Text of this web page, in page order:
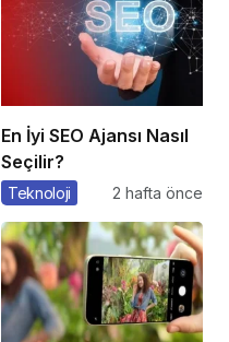
En İyi SEO Ajansı Nasıl
Seçilir?
Teknoloji 2 hafta önce